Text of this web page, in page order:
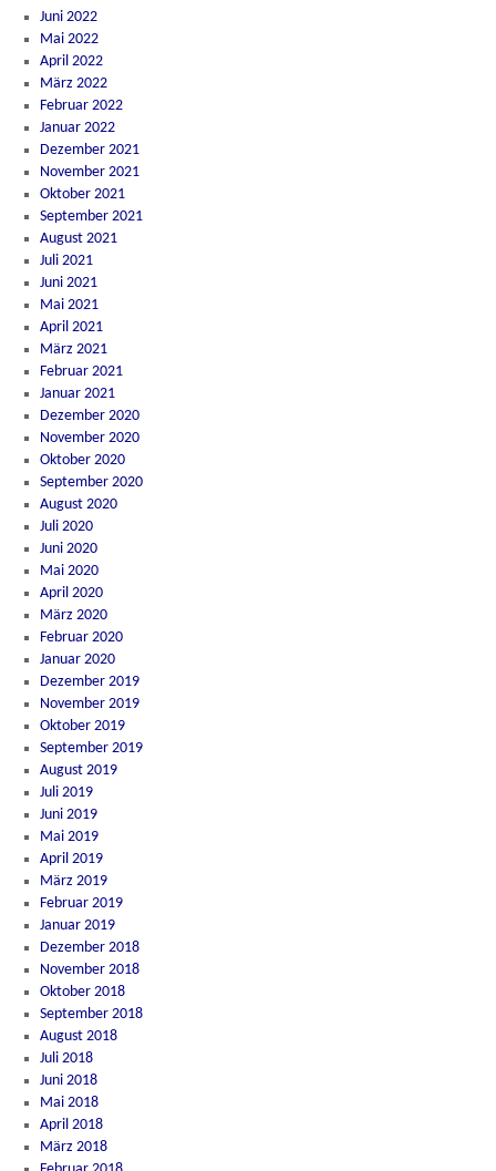
Juni 2022
Mai 2022
April 2022
März 2022
Februar 2022
Januar 2022
Dezember 2021
November 2021
Oktober 2021
September 2021
August 2021
Juli 2021
Juni 2021
Mai 2021
April 2021
März 2021
Februar 2021
Januar 2021
Dezember 2020
November 2020
Oktober 2020
September 2020
August 2020
Juli 2020
Juni 2020
Mai 2020
April 2020
März 2020
Februar 2020
Januar 2020
Dezember 2019
November 2019
Oktober 2019
September 2019
August 2019
Juli 2019
Juni 2019
Mai 2019
April 2019
März 2019
Februar 2019
Januar 2019
Dezember 2018
November 2018
Oktober 2018
September 2018
August 2018
Juli 2018
Juni 2018
Mai 2018
April 2018
März 2018